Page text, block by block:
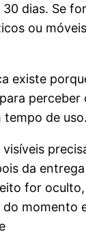
dias. Se
ou
existe
perceber
tempo de uso.
da entrega
for
momento